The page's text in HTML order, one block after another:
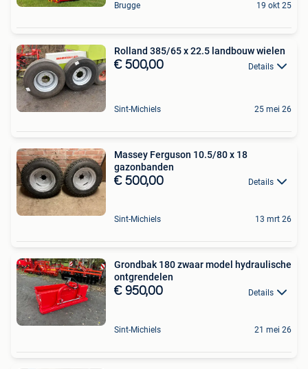
Brugge 19 okt 25
Rolland 385/65 x 22.5 landbouw wielen
€ 500,00 Details
Sint-Michiels 25 mei 26
Massey Ferguson 10.5/80 x 18
gazonbanden
€ 500,00 Details
Sint-Michiels 13 mrt 26
Grondbak 180 zwaar model hydraulische
ontgrendelen
€ 950,00 Details
Sint-Michiels 21 mei 26